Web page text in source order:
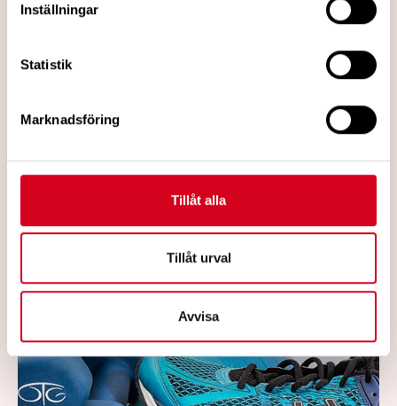
Inställningar
Statistik
Marknadsföring
Tillåt alla
Tillåt urval
Avvisa
egentliga orsaken ofta döljer sig på
mitokondrierna, cellens egna kraftverk,
och ge svåra konsekvenser för både